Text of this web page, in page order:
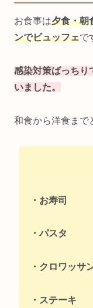
お食事は夕食・朝
ンでビュッフェで
感染対策ばっちり
いました。
和食から洋食まで
・お寿司
・パスタ
・クロワッサ
・ステーキ